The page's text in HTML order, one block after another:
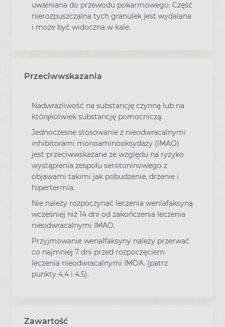
uwalniana do przewodu pokarmowego. Część
nierozpuszczalna tych granulek jest wydalana
i może być widoczna w kale.
Przeciwwskazania
Nadwrażliwość na substancję czynną lub na
którąkolwiek substancję pomocniczą.
Jednoczesne stosowanie z nieodwracalnymi
inhibitorami monoaminooksydazy (IMAO)
jest przeciwwskazane ze względu na ryzyko
wystąpienia zespołu serotoninowego z
objawami takimi jak pobudzenie, drżenie i
hipertermia.
Nie należy rozpoczynać leczenia wenlafaksyną
wcześniej niż 14 dni od zakończenia leczenia
nieodwracalnymi IMAO.
Przyjmowanie wenalfaksyny należy przerwać
co najmniej 7 dni przed rozpoczęciem
leczenia nieodwracalnymi IMOA. (patrz
punkty 4.4 i 4.5).
Zawartość